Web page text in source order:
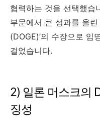
협력하는 것을 선택했습
부문에서 큰 성과를 올
(DOGE)’의 수장으로 임
걸었습니다.
2) 일론 머스크의
징성